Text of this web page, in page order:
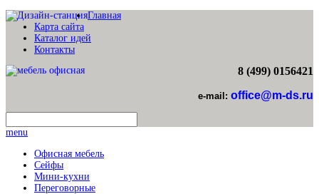
Главная
Карта сайта
Каталог идей
Контакты
8 (499) 0156421
e-mail: office@m-ds.ru
menu
Офисная мебель
Сейфы
Мини-кухни
Переговорные